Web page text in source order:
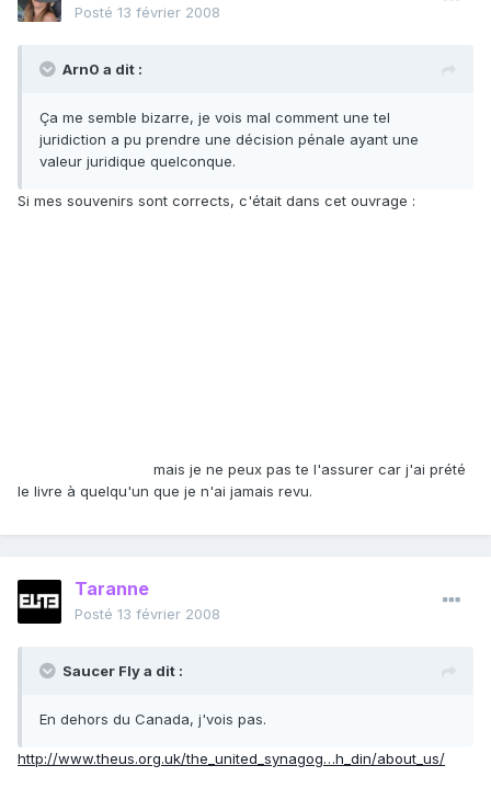
Posté 13 février 2008
Arn0 a dit :
Ça me semble bizarre, je vois mal comment une tel
juridiction a pu prendre une décision pénale ayant une
valeur juridique quelconque.
Si mes souvenirs sont corrects, c'était dans cet ouvrage :
mais je ne peux pas te l'assurer car j'ai prété
le livre à quelqu'un que je n'ai jamais revu.
Taranne
Posté 13 février 2008
Saucer Fly a dit :
En dehors du Canada, j'vois pas.
http://www.theus.org.uk/the_united_synagog…h_din/about_us/